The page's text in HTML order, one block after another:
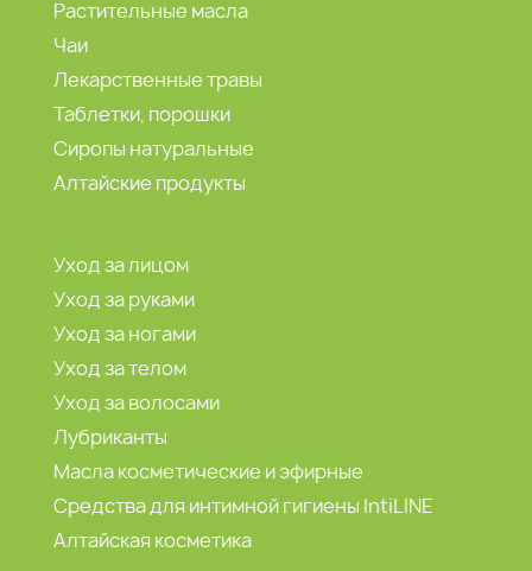
Растительные масла
Чаи
Лекарственные травы
Таблетки, порошки
Сиропы натуральные
Алтайские продукты
Уход за лицом
Уход за руками
Уход за ногами
Уход за телом
Уход за волосами
Лубриканты
Масла косметические и эфирные
Средства для интимной гигиены IntiLINE
Алтайская косметика